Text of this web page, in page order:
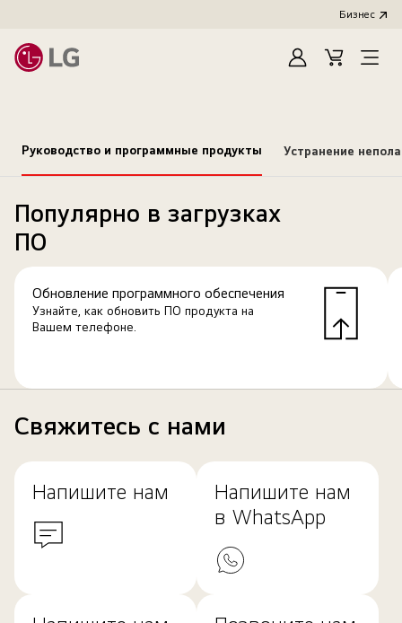
Бизнес
Cart
Open
Руководство и программные продукты Устранение
Популярно в загрузках
ПО
Обновление программного обеспечения
Узнайте, как обновить ПО продукта на
Вашем телефоне.
Свяжитесь с нами
Напишите нам
Напишите нам
в WhatsApp